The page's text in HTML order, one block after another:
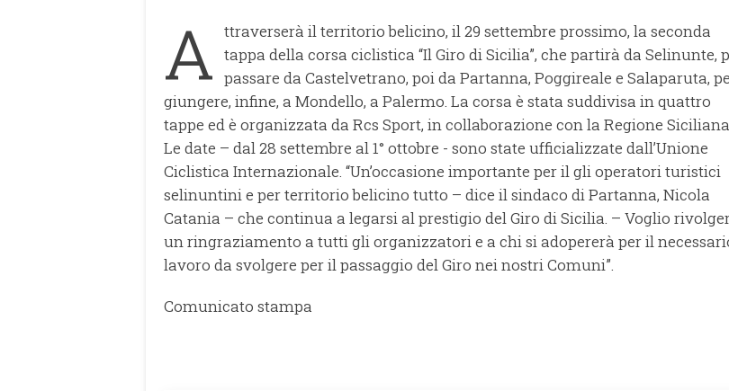
A ttraverserà il territorio belicino, il 29 settembre prossimo, la seconda
tappa della corsa ciclistica “Il Giro di Sicilia”, che partirà da Selinunte,
passare da Castelvetrano, poi da Partanna, Poggireale e Salaparuta,
giungere, infine, a Mondello, a Palermo. La corsa è stata suddivisa in quattro
tappe ed è organizzata da Rcs Sport, in collaborazione con la Regione
Le date – dal 28 settembre al 1° ottobre - sono state ufficializzate dall’Unione
Ciclistica Internazionale. “Un’occasione importante per il gli operatori turistici
selinuntini e per territorio belicino tutto – dice il sindaco di Partanna, Nicola
Catania – che continua a legarsi al prestigio del Giro di Sicilia. – Voglio
un ringraziamento a tutti gli organizzatori e a chi si adopererà per il
lavoro da svolgere per il passaggio del Giro nei nostri Comuni”.
Comunicato stampa